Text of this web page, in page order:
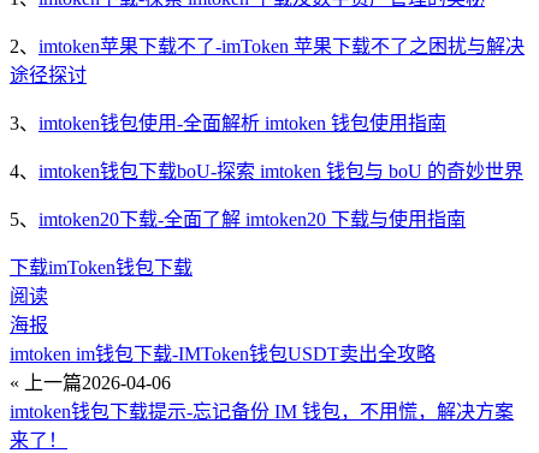
2、 imtoken苹果下载不了-imToken 苹果下载不了之困扰与解决
途径探讨
3、 imtoken钱包使用-全面解析 imtoken 钱包使用指南
4、 imtoken钱包下载boU-探索 imtoken 钱包与 boU 的奇妙世界
5、 imtoken20下载-全面了解 imtoken20 下载与使用指南
下载imToken钱包下载
阅读
海报
imtoken im钱包下载-IMToken钱包USDT卖出全攻略
« 上一篇2026-04-06
imtoken钱包下载提示-忘记备份 IM 钱包，不用慌，解决方案
来了！